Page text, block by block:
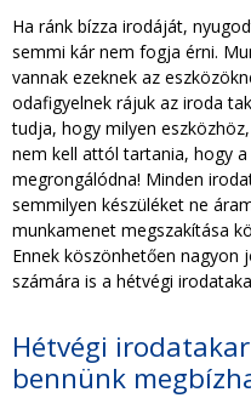
Ha ránk bízza irodáját,
semmi kár nem fogja érni.
vannak ezeknek az
odafigyelnek rájuk az iroda
tudja, hogy milyen
nem kell attól tartania, hogy
megrongálódna! Minden
semmilyen készüléket ne
munkamenet megszakítása
Ennek köszönhetően
számára is a hétvégi
Hétvégi
bennünk